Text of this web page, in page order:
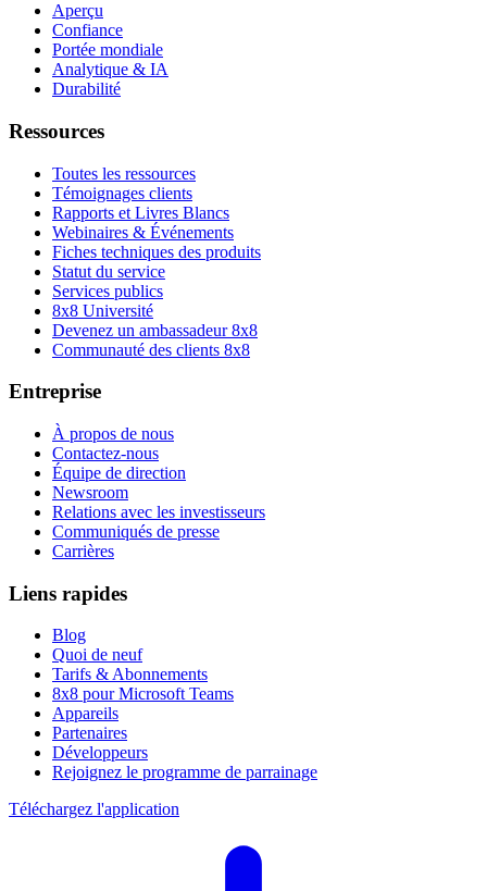
Aperçu
Confiance
Portée mondiale
Analytique & IA
Durabilité
Ressources
Toutes les ressources
Témoignages clients
Rapports et Livres Blancs
Webinaires & Événements
Fiches techniques des produits
Statut du service
Services publics
8x8 Université
Devenez un ambassadeur 8x8
Communauté des clients 8x8
Entreprise
À propos de nous
Contactez-nous
Équipe de direction
Newsroom
Relations avec les investisseurs
Communiqués de presse
Carrières
Liens rapides
Blog
Quoi de neuf
Tarifs & Abonnements
8x8 pour Microsoft Teams
Appareils
Partenaires
Développeurs
Rejoignez le programme de parrainage
Téléchargez l'application